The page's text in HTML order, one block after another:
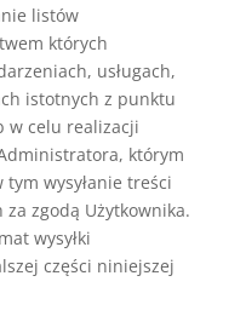
listów
których
usługach,
istotnych z punktu
w celu realizacji
którym
wysyłanie treści
zgodą Użytkownika.
wysyłki
części niniejszej